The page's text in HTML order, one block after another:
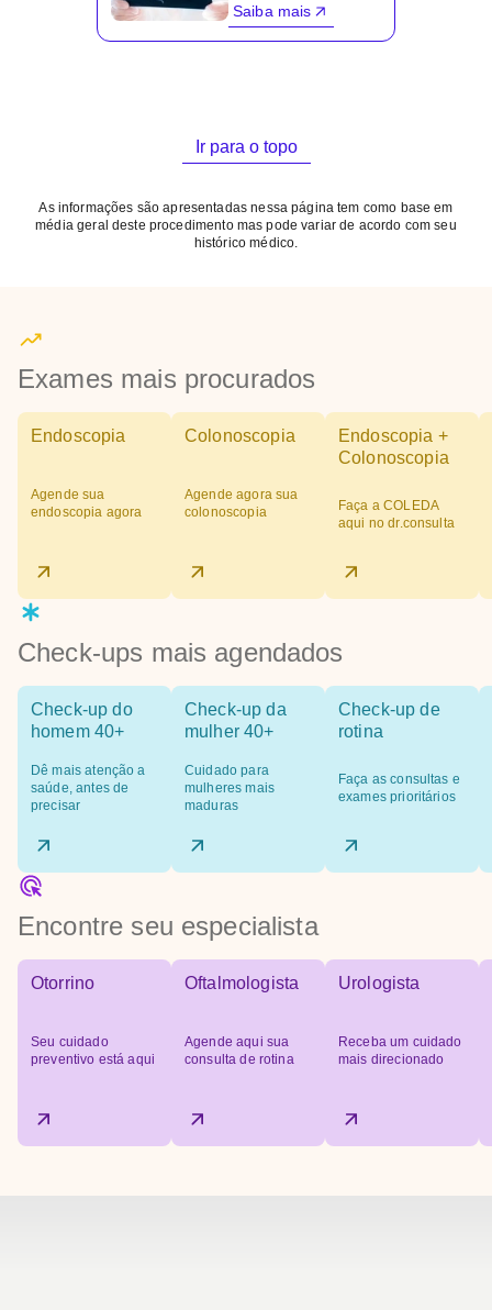
Saiba mais
Ir para o topo
As informações são apresentadas nessa página tem como base em
média geral deste procedimento mas pode variar de acordo com seu
histórico médico.
Exames mais procurados
Endoscopia
Agende sua
endoscopia agora
Colonoscopia
Agende agora sua
colonoscopia
Endoscopia +
Colonoscopia
Faça a COLEDA
aqui no dr.consulta
Check-ups mais agendados
Check-up do
homem 40+
Dê mais atenção a
saúde, antes de
precisar
Check-up da
mulher 40+
Cuidado para
mulheres mais
maduras
Check-up de
rotina
Faça as consultas e
exames prioritários
Encontre seu especialista
Otorrino
Seu cuidado
preventivo está aqui
Oftalmologista
Agende aqui sua
consulta de rotina
Urologista
Receba um cuidado
mais direcionado